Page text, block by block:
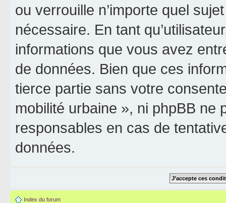
ou verrouille n’importe quel
nécessaire. En tant
informations que vous avez
de données. Bien que ces
tierce partie sans votre
mobilité urbaine », ni phpBB ne
responsables en cas de
données.
Index du forum